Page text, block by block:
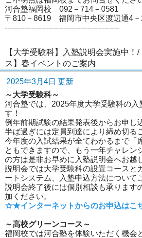
河合塾福岡校 092－714－0581
〒810－8619 福岡市中央区渡辺通4－
-----------------------------------------------
【大学受験科】入塾説明会実施中
ス】春イベントのご案内
2025年3月4日 更新
～大学受験科～
河合塾では、2025年度大学受験科の入
す！
例年前期試験の結果発表後からお申し
半ば過ぎには定員到達により締め切る
今年度の入試結果が全てわかるまで「
ともできますので、もう一年チャレン
の方は是非お早めに入塾説明会へお越
説明会では大学受験科の設置コースと
ートシステム、入塾申込方法について
説明会終了後には個別相談も承ります
加ください。
☆★インターネットからのお申込は
～高校グリーンコース～
福岡校では河合塾を体験いただく機会